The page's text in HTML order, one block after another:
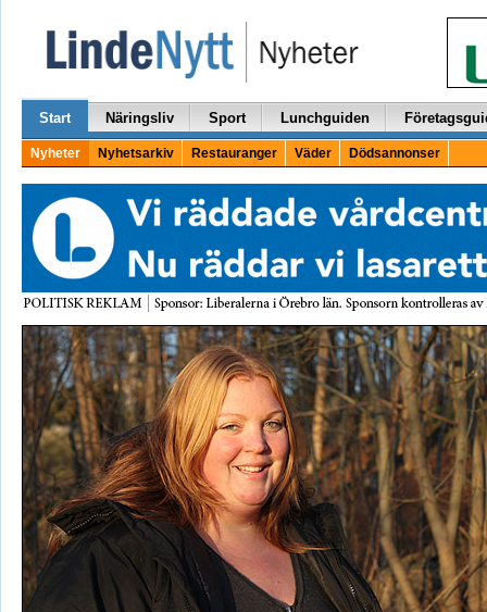
Start Näringsliv Sport Lunchguiden
Nyheter Nyhetsarkiv Restauranger Väder Dödsannonser